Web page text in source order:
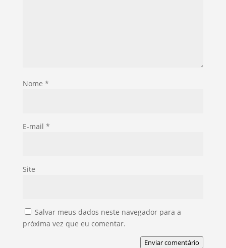
Nome *
E-mail *
Site
Salvar meus dados neste navegador para a
próxima vez que eu comentar.
Enviar comentário